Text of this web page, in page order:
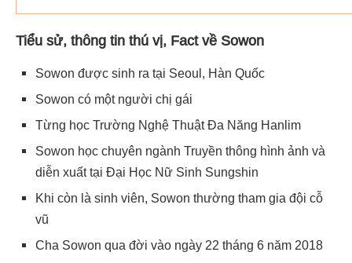
Tiểu sử, thông tin thú vị, Fact về Sowon
Sowon được sinh ra tại Seoul, Hàn Quốc
Sowon có một người chị gái
Từng học Trường Nghệ Thuật Đa Năng Hanlim
Sowon học chuyên ngành Truyền thông hình ảnh và
diễn xuất tại Đại Học Nữ Sinh Sungshin
Khi còn là sinh viên, Sowon thường tham gia đội cỗ
vũ
Cha Sowon qua đời vào ngày 22 tháng 6 năm 2018